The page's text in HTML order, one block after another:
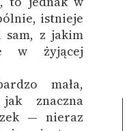
istnieje
sam, z jakim
w żyjącej
mała,
znaczna
— nieraz